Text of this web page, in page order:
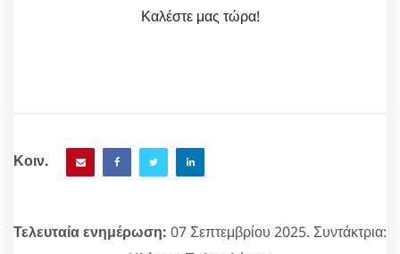
Καλέστε μας τώρα!
Κοιν.
Τελευταία ενημέρωση: 07 Σεπτεμβρίου 2025. Συντάκτρια: